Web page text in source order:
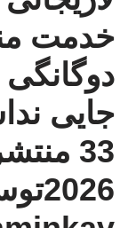
خدمت
دوگانگی
33
2026توسط